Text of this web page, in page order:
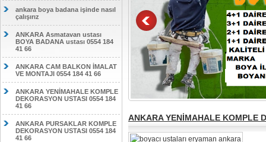
ankara boya badana işinde nasıl
çalışırız
ANKARA Asmatavan ustası
BOYA BADANA ustası 0554 184
41 66
ANKARA CAM BALKON İMALAT
VE MONTAJI 0554 184 41 66
ANKARA YENİMAHALE KOMPLE
DEKORASYON USTASI 0554 184
41 66
ANKARA PURSAKLAR KOMPLE
DEKORASYON USTASI 0554 184
41 66
ANKARA YENİMAHALE KOMPLE